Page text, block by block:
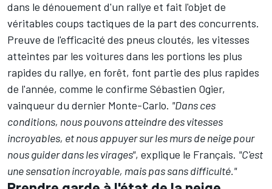
dans le dénouement d'un rallye et fait l'objet de
véritables coups tactiques de la part des concurrents.
Preuve de l'efficacité des pneus cloutés, les vitesses
atteintes par les voitures dans les portions les plus
rapides du rallye, en forêt, font partie des plus rapides
de l'année, comme le confirme Sébastien Ogier,
vainqueur du dernier Monte-Carlo. "Dans ces
conditions, nous pouvons atteindre des vitesses
incroyables, et nous appuyer sur les murs de neige pour
nous guider dans les virages", explique le Français. "C'est
une sensation incroyable, mais pas sans difficulté."